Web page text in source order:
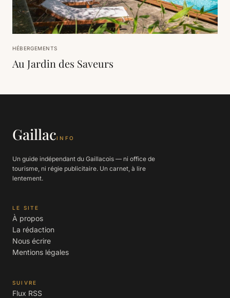
HÉBERGEMENTS
Au Jardin des Saveurs
GaillacINFO
Un guide indépendant du Gaillacois — ni office de
tourisme, ni régie publicitaire. Un carnet, à lire
lentement.
LE SITE
À propos
La rédaction
Nous écrire
Mentions légales
SUIVRE
Flux RSS